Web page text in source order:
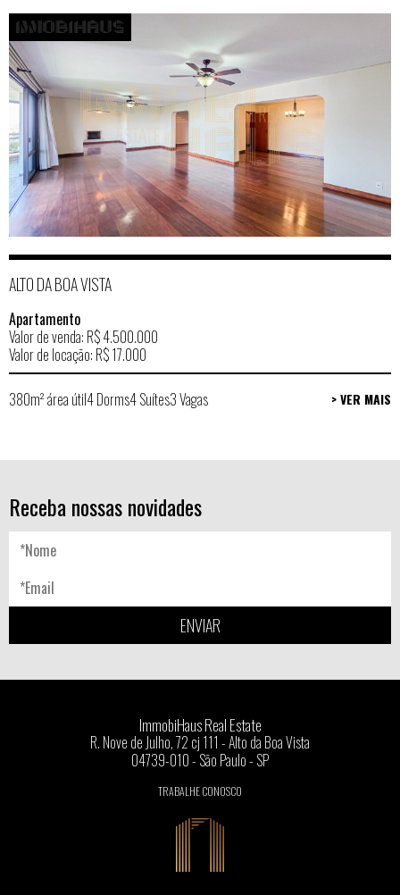
ALTO DA BOA VISTA
Apartamento
Valor de venda: R$ 4.500.000
Valor de locação: R$ 17.000
380m² área útil4 Dorms4 Suítes3 Vagas > VER MAIS
Receba nossas novidades
ENVIAR
ImmobiHaus Real Estate
R. Nove de Julho, 72 cj 111 - Alto da Boa Vista
04739-010 - São Paulo - SP
TRABALHE CONOSCO